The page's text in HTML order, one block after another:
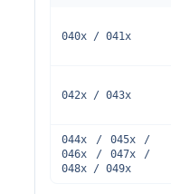
040x / 041x
042x / 043x
044x / 045x /
046x / 047x /
048x / 049x